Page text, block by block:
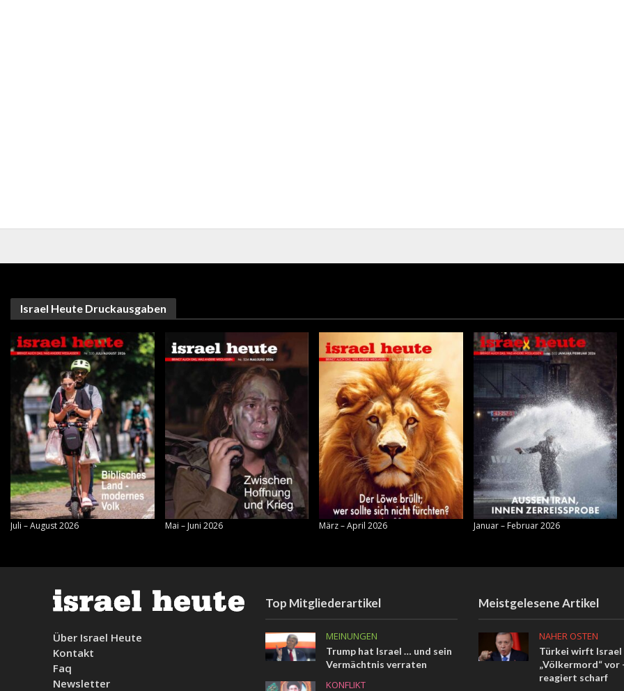
Israel Heute Druckausgaben
Juli – August 2026 Mai – Juni 2026 März – April 2026 Januar – Februar 2026
Über Israel Heute
Kontakt
Faq
Newsletter
Top Mitgliederartikel
MEINUNGEN
Trump hat Israel … und sein
Vermächtnis verraten
KONFLIKT
Meistgelesene Artikel
NAHER OSTEN
Türkei wirft Israel
„Völkermord“ vor
reagiert scharf